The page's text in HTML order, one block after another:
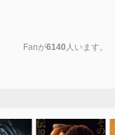
Fanが6140 人います。